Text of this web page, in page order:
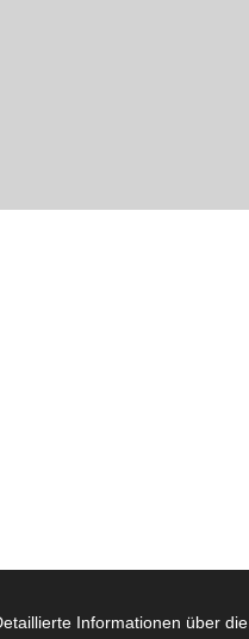
Informationen über die